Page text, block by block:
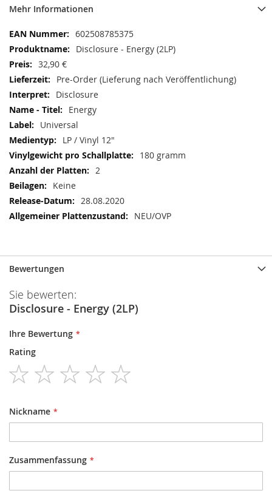
Mehr Informationen
Mehr
Informationen
602508785375
Disclosure - Energy (2LP)
32,90 €
Pre-Order (Lieferung nach Veröffentlichung)
Disclosure
Energy
Universal
LP / Vinyl 12"
180 gramm
2
Keine
28.08.2020
NEU/OVP
Bewertungen
Sie bewerten:
Disclosure - Energy (2LP)
Ihre Bewertung
Rating
1
star
2
stars
3
stars
4
stars
Nickname
Zusammenfassung